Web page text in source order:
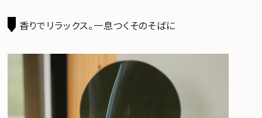
香りでリラックス。一息つくそのそばに